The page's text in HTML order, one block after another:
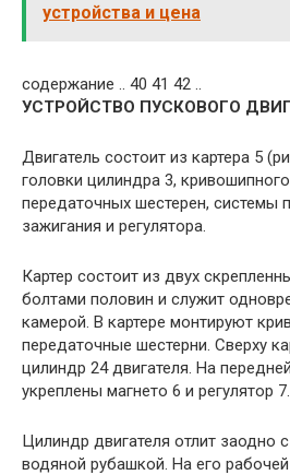
устройства и цена
содержание .. 40 41 42 ..
УСТРОЙСТВО ПУСКОВОГО
Двигатель состоит из картера 5
головки цилиндра 3,
передаточных шестерен, системы
зажигания и регулятора.
Картер состоит из двух
болтами половин и служит
камерой. В картере монтируют
передаточные шестерни. Сверху
цилиндр 24 двигателя. На
укреплены магнето 6 и регулятор 7.
Цилиндр двигателя отлит заодно
водяной рубашкой. На его